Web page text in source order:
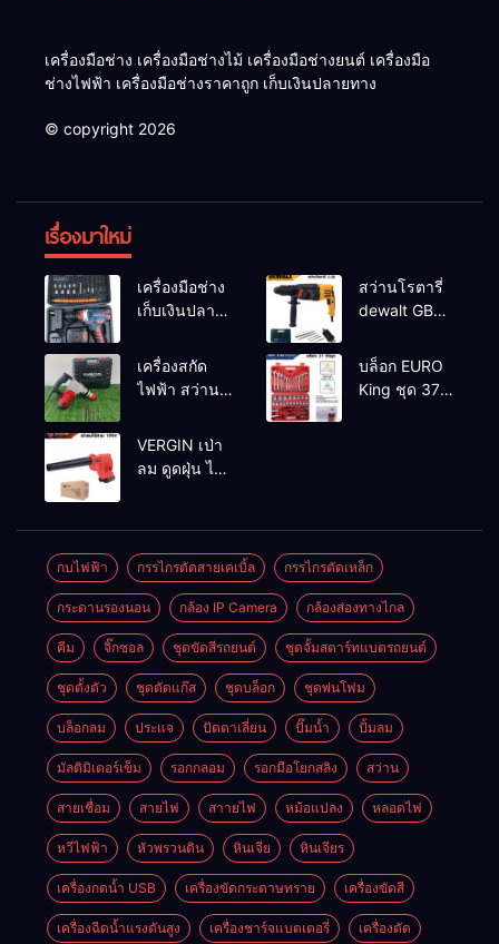
เครื่องมือช่าง เครื่องมือช่างไม้ เครื่องมือช่างยนต์ เครื่องมือ
ช่างไฟฟ้า เครื่องมือช่างราคาถูก เก็บเงินปลายทาง
© copyright 2026
เรื่องมาใหม่
เครื่องมือช่าง
เก็บเงินปลาย
สว่านโรตารี่
dewalt GBH
2-26 DFR ทุ่น
ทองแดงแท้
100%
เครื่องสกัด
ไฟฟ้า สว่าน
MAKTEC รุ่น MT2926A
บล็อก EURO
King ชุด 37
VERGIN เป่า
ลม ดูดฝุ่น ไร้
กบไฟฟ้า กรรไกรตัดสายเคเบิ้ล กรรไกรตัดเหล็ก
กระดานรองนอน กล้อง IP Camera กล้องส่องทางไกล
คีม จิ๊กซอล ชุดขัดสีรถยนต์​ ชุดจั้มสตาร์ทแบตรถยนต์
ชุดตั้งตัว ชุดตัดแก๊ส ชุดบล็อก ชุดพ่นโฟม
บล็อกลม ประแจ ปัตตาเลี่ยน ปั๊มน้ำ ปั้มลม
มัลติมิเตอร์เข็ม รอกกลอม รอกมือโยกสลิง สว่าน
สายเชื่อม สายไฟ สาายไฟ หม้อแปลง หลอดไฟ
หวีไฟฟ้า หัวพรวนดิน หินเจีย หินเจียร
เครื่องกดน้ำ USB เครื่องขัดกระดาษทราย เครื่องขัดสี
เครื่องฉีดน้ำแรงดันสูง เครื่องชาร์จแบตเตอรี่ เครื่องตัด